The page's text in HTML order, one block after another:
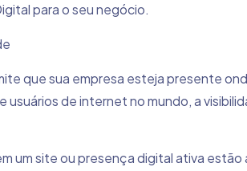
para o seu negócio.
que sua empresa esteja presente
usuários de internet no mundo, a
um site ou presença digital ativa